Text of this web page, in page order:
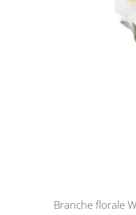
Branche florale